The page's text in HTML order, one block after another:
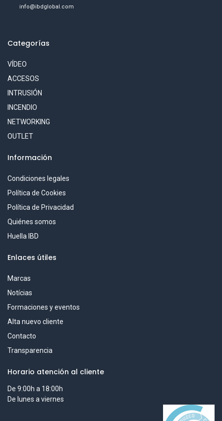
info@ibdglobal.com
Categorías
VÍDEO
ACCESOS
INTRUSIÓN
INCENDIO
NETWORKING
OUTLET
Información
Condiciones legales
Política de Cookies
Política de Privacidad
Quiénes somos
Huella IBD
Enlaces útiles
Marcas
Notícias
Formaciones y eventos
Alta nuevo cliente
Contacto
Transparencia
Horario atención al cliente
De 9:00h a 18:00h
De lunes a viernes